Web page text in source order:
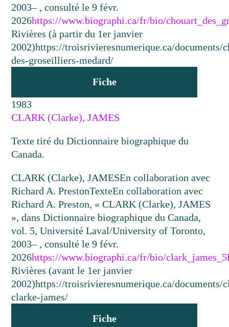
2003– , consulté le 9 févr.
2026https://www.biographi.ca/fr/bio/
Rivières (à partir du 1er janvier
2002)https://troisrivieresnumerique.ca/documents/
des-groseilliers-medard/
Fiche
1983
CLARK (Clarke), JAMES
Texte tiré du Dictionnaire biographique du
Canada.
CLARK (Clarke), JAMESEn collaboration avec
Richard A. PrestonTexteEn collaboration avec
Richard A. Preston, « CLARK (Clarke), JAMES
», dans Dictionnaire biographique du Canada,
vol. 5, Université Laval/University of Toronto,
2003– , consulté le 9 févr.
2026https://www.biographi.ca/fr/bio/
Rivières (avant le 1er janvier
2002)https://troisrivieresnumerique.ca/documents/
clarke-james/
Fiche